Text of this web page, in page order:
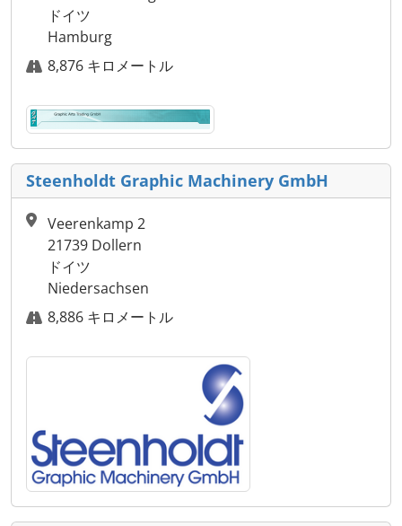
ドイツ
Hamburg
8,876 キロメートル
Steenholdt Graphic Machinery GmbH
Veerenkamp 2
21739 Dollern
ドイツ
Niedersachsen
8,886 キロメートル